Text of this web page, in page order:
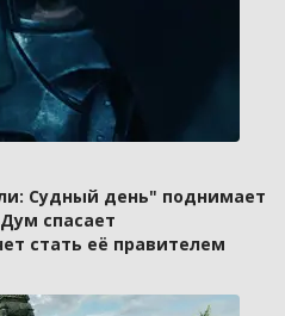
Судный день" поднимает
спасает
стать её правителем